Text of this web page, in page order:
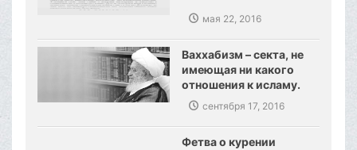
мая 22, 2016
Ваххабизм – секта, не
имеющая ни какого
отношения к исламу.
Созданы предпосылки,
сокрушения
ваххабизма.
сентября 17, 2016
Фетва о курении